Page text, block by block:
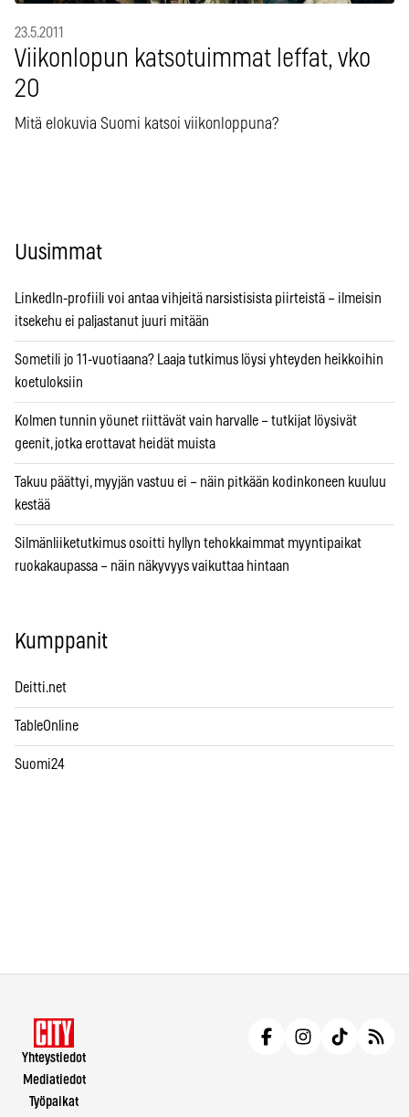
23.5.2011
Viikonlopun katsotuimmat leffat, vko
20
Mitä elokuvia Suomi katsoi viikonloppuna?
Uusimmat
LinkedIn-profiili voi antaa vihjeitä narsistisista piirteistä – ilmeisin
itsekehu ei paljastanut juuri mitään
Sometili jo 11-vuotiaana? Laaja tutkimus löysi yhteyden heikkoihin
koetuloksiin
Kolmen tunnin yöunet riittävät vain harvalle – tutkijat löysivät
geenit, jotka erottavat heidät muista
Takuu päättyi, myyjän vastuu ei – näin pitkään kodinkoneen kuuluu
kestää
Silmänliiketutkimus osoitti hyllyn tehokkaimmat myyntipaikat
ruokakaupassa – näin näkyvyys vaikuttaa hintaan
Kumppanit
Deitti.net
TableOnline
Suomi24
Yhteystiedot
Mediatiedot
Työpaikat